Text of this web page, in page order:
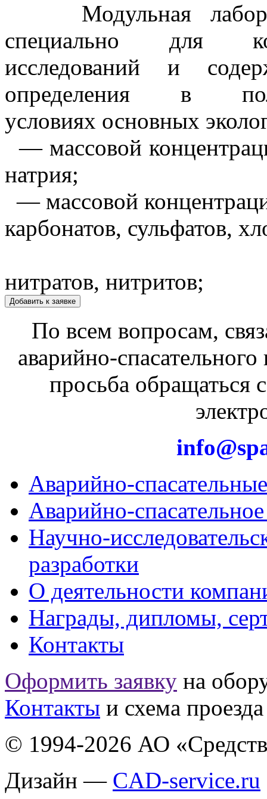
Модульная
специально для
исследований и
определения в
условиях основных
— массовой
натрия;
— массовой
карбонатов, сульфатов,
нитратов, нитритов;
Добавить к заявке
По всем вопросам,
аварийно-
просьба обращаться
Аварийно-
Аварийно-
Научно-
разработки
О деятельности
Награды, дипломы,
Контакты
Оформить заявку на
Контакты и схема проезда
© 1994-2026 АО
Дизайн — CAD-service.ru